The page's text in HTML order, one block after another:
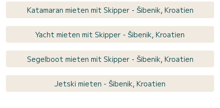
Katamaran mieten mit Skipper - Šibenik, Kroatien
Yacht mieten mit Skipper - Šibenik, Kroatien
Segelboot mieten mit Skipper - Šibenik, Kroatien
Jetski mieten - Šibenik, Kroatien